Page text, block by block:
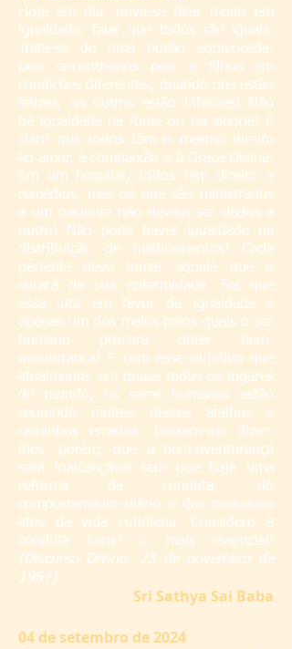
Hoje em dia, ouve-se falar muito em
igualdade, falar que todos são iguais.
Trata-se de uma noção equivocada,
pois encontramos pais e filhos em
condições diferentes; quando uns estão
felizes, os outros estão infelizes! Não
há igualdade na fome ou na alegria! É
claro que todos têm o mesmo direito
ao amor, à compaixão e à Graça Divina.
Em um hospital, todos têm direito a
remédios, mas os que são ministrados
a um paciente não devem ser dados a
outro! Não pode haver igualdade na
distribuição de medicamentos! Cada
paciente deve tomar aquele que o
curará da sua enfermidade. Sei que
essa luta em favor da igualdade é
apenas um dos meios pelos quais o ser
humano procura obter bem-
aventurança! É com esse objetivo que
atualmente, em quase todos os lugares
do mundo, os seres humanos estão
seguindo muitos desses atalhos e
caminhos errados. Deixem-me dizer-
lhes, porém, que a bem-aventurança
será inalcançável sem que haja uma
reforma da conduta, do
comportamento diário e dos pequenos
atos da vida cotidiana. Considero a
conduta como o mais essencial!
(Discurso Divino, 23 de novembro de
1964)
Sri Sathya Sai Baba
04 de setembro de 2024